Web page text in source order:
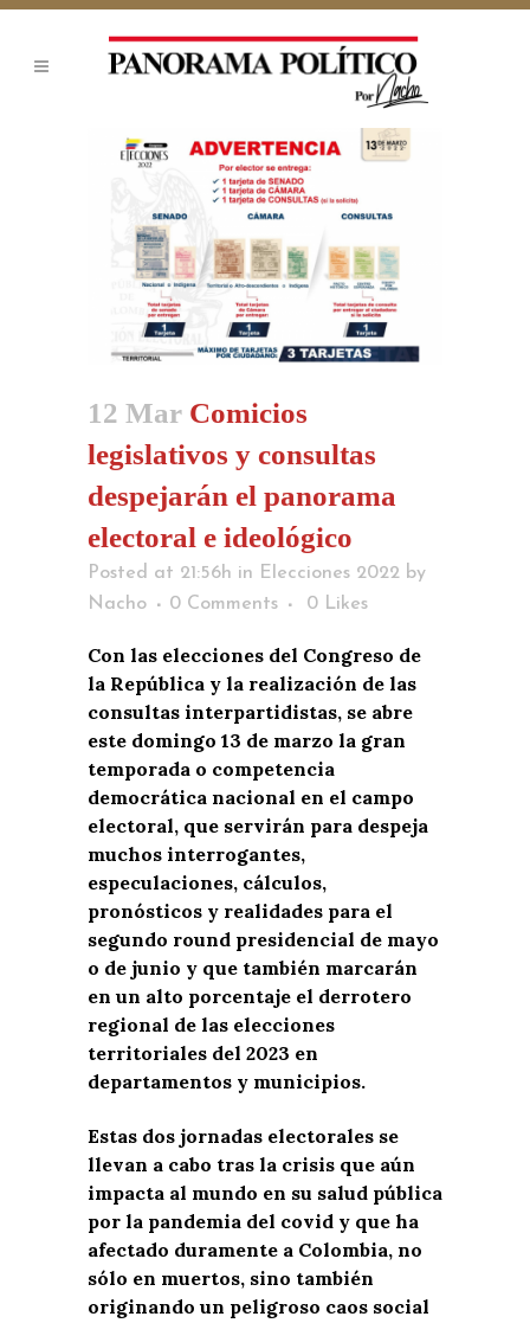
12 Mar Comicios
legislativos y consultas
despejarán el panorama
electoral e ideológico
Posted at 21:56h in Elecciones 2022 by
Nacho
0 Comments 0 Likes
Con las elecciones del Congreso de
la República y la realización de las
consultas interpartidistas, se abre
este domingo 13 de marzo la gran
temporada o competencia
democrática nacional en el campo
electoral, que servirán para despeja
muchos interrogantes,
especulaciones, cálculos,
pronósticos y realidades para el
segundo round presidencial de mayo
o de junio y que también marcarán
en un alto porcentaje el derrotero
regional de las elecciones
territoriales del 2023 en
departamentos y municipios.
Estas dos jornadas electorales se
llevan a cabo tras la crisis que aún
impacta al mundo en su salud pública
por la pandemia del covid y que ha
afectado duramente a Colombia, no
sólo en muertos, sino también
originando un peligroso caos social